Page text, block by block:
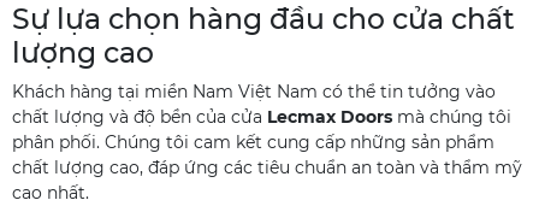
Sự lựa chọn hàng đầu cho cửa chất
lượng cao
Khách hàng tại miền Nam Việt Nam có thể tin tưởng vào
chất lượng và độ bền của cửa Lecmax Doors mà chúng tôi
phân phối. Chúng tôi cam kết cung cấp những sản phẩm
chất lượng cao, đáp ứng các tiêu chuẩn an toàn và thẩm mỹ
cao nhất.